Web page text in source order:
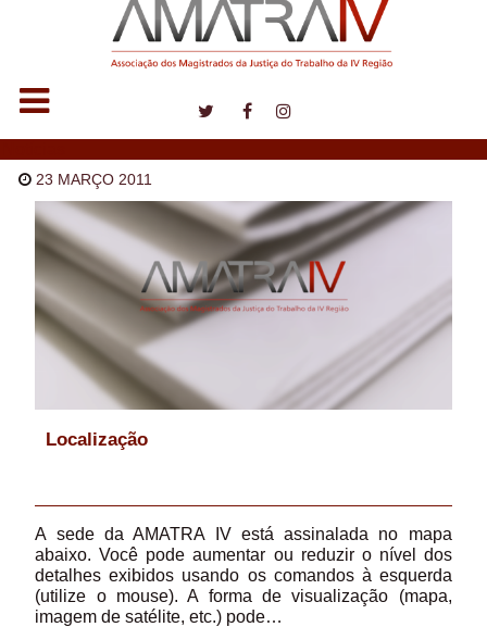
23 MARÇO 2011
Localização
A sede da AMATRA IV está assinalada no mapa
abaixo. Você pode aumentar ou reduzir o nível dos
detalhes exibidos usando os comandos à esquerda
(utilize o mouse). A forma de visualização (mapa,
imagem de satélite, etc.) pode…